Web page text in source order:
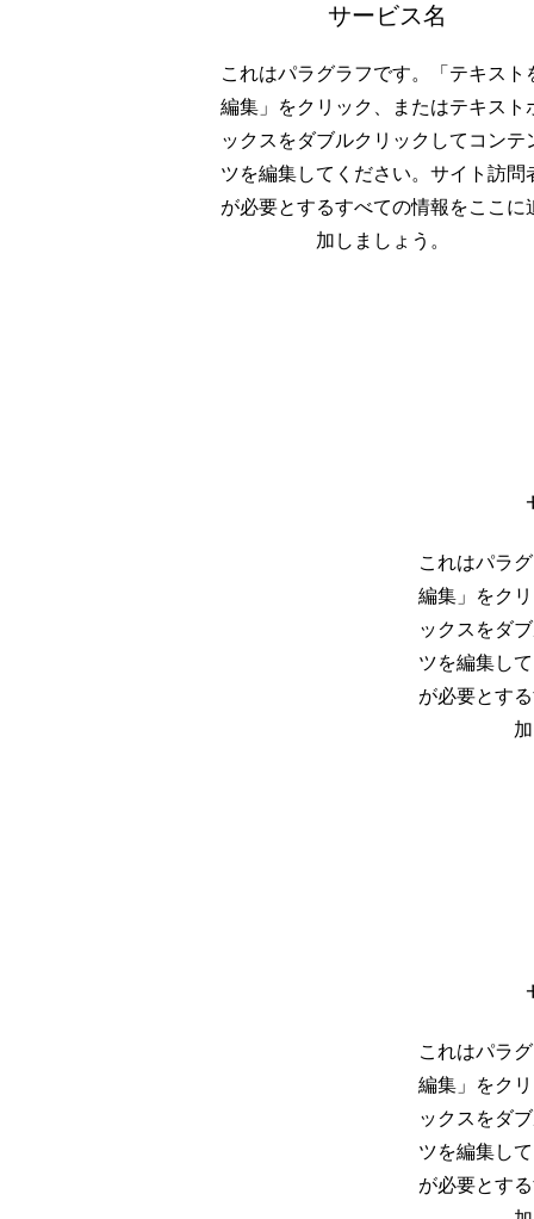
サービス名
これはパラグラフです。「テキスト
編集」をクリック、またはテキスト
ックスをダブルクリックしてコンテ
ツを編集してください。サイト訪問
が必要とするすべての情報をここに
加しましょう。
これはパラ
編集」をク
ックスをダ
ツを編集し
が必要とす
これはパラ
編集」をク
ックスをダ
ツを編集し
が必要とす